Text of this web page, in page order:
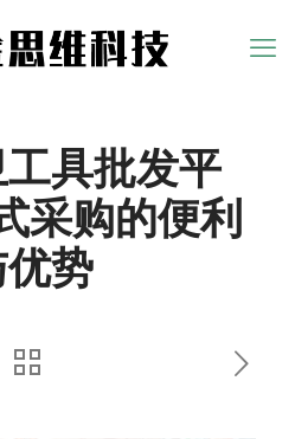
具批发平
采购的便利
势